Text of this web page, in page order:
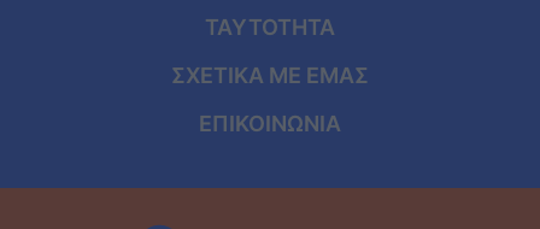
ΤΑΥΤΟΤΗΤΑ
ΣΧΕΤΙΚΑ ΜΕ ΕΜΑΣ
ΕΠΙΚΟΙΝΩΝΙΑ